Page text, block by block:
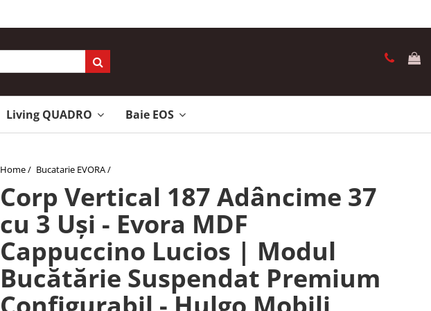
Living QUADRO Baie EOS
Home / Bucatarie EVORA /
Corp Vertical 187 Adâncime 37
cu 3 Uși - Evora MDF
Cappuccino Lucios | Modul
Bucătărie Suspendat Premium